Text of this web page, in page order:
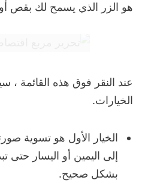
هو الزر الذي يسمح لك بقص
عند النقر فوق هذه القائمة ،
الخيارات.
الخيار الأول هو تسوية
إلى اليمين أو اليسار حتى
بشكل صحيح.